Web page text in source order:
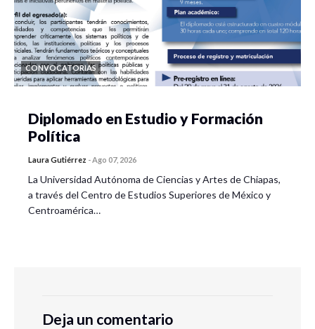
CONVOCATORIAS
Diplomado en Estudio y Formación
Política
Laura Gutiérrez -Ago 07, 2026
La Universidad Autónoma de Ciencias y Artes de Chiapas,
a través del Centro de Estudios Superiores de México y
Centroamérica…
Deja un comentario